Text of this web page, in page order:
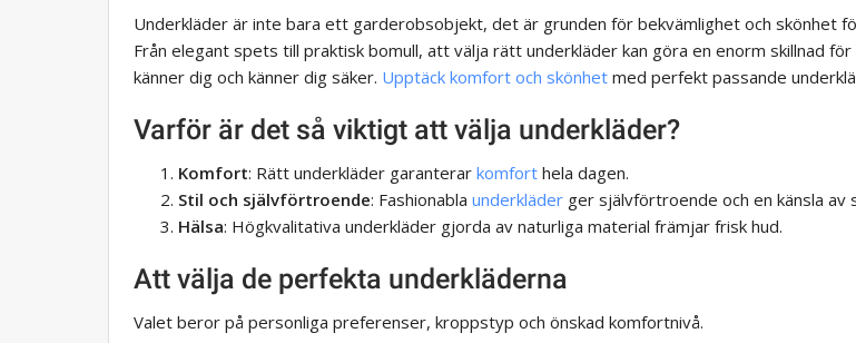
Underkläder är inte bara ett garderobsobjekt, det är grunden för bekvämlighet och skönhet
Från elegant spets till praktisk bomull, att välja rätt underkläder kan göra en enorm skillnad för
känner dig och känner dig säker. Upptäck komfort och skönhet med perfekt passande
Varför är det så viktigt att välja underkläder?
Komfort: Rätt underkläder garanterar komfort hela dagen.
Stil och självförtroende: Fashionabla underkläder ger självförtroende och en känsla av
Hälsa: Högkvalitativa underkläder gjorda av naturliga material främjar frisk hud.
Att välja de perfekta underkläderna
Valet beror på personliga preferenser, kroppstyp och önskad komfortnivå.